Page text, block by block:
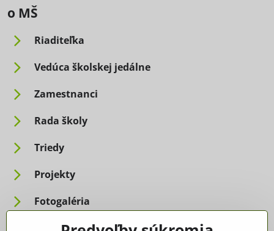
o MŠ
Riaditeľka
Vedúca školskej jedálne
Zamestnanci
Rada školy
Triedy
Projekty
Fotogaléria
Informácie pre rodičov